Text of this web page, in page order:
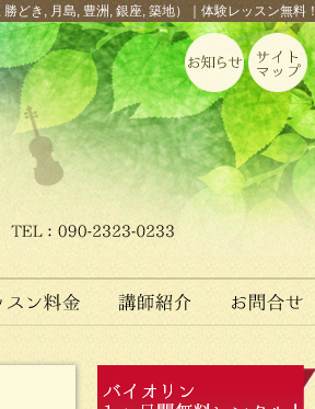
どき, 月島, 豊洲, 銀座, 築地）｜体験レッスン無料！